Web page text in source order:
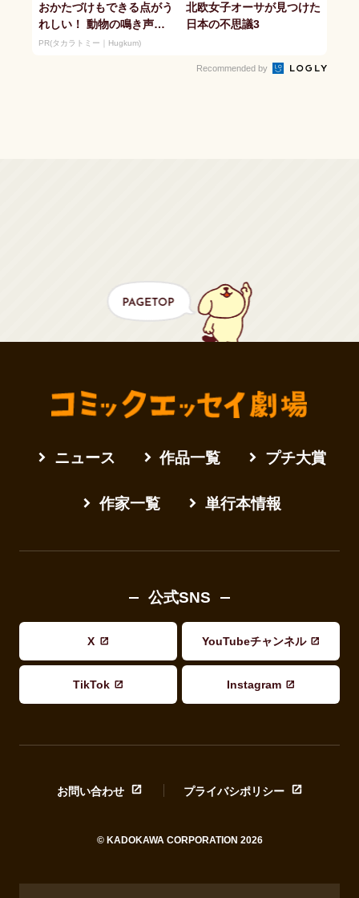
おかたづけもできる点がう
れしい！ 動物の鳴き声や
セリフが盛りだくさんの
PR(タカラトミー｜Hugkum)
北欧女子オーサが見つけた
日本の不思議3
Recommended by
ニュース 作品一覧 プチ大賞
作家一覧 単行本情報
公式SNS
X YouTubeチャンネル
TikTok Instagram
お問い合わせ プライバシポリシー
© KADOKAWA CORPORATION 2026